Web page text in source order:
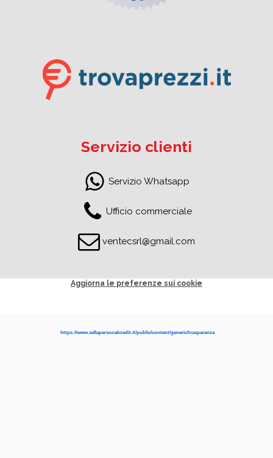
Servizio clienti
Servizio Whatsapp
Ufficio commerciale
ventecsrl@gmail.com
Aggiorna le preferenze sui cookie
https://www.sellapersonalcredit.it/public/content/generic/trasparenza